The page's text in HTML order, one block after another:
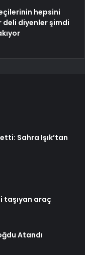
hepsini
deli diyenler şimdi
Sahra Işık’tan
taşıyan araç
Atandı